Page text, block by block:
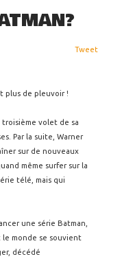
Tweet
plus de pleuvoir !
troisième volet de sa
Par la suite, Warner
sur de nouveaux
même surfer sur la
télé, mais qui
une série Batman,
le monde se souvient
décédé